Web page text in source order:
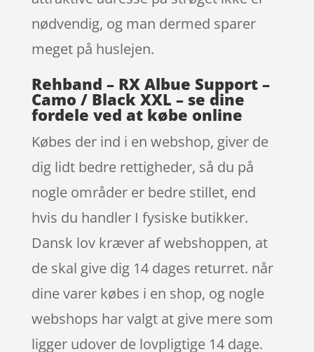
nødvendig, og man dermed sparer
meget på huslejen.
Rehband – RX Albue Support –
Camo / Black XXL – se dine
fordele ved at købe online
Købes der ind i en webshop, giver de
dig lidt bedre rettigheder, så du på
nogle områder er bedre stillet, end
hvis du handler I fysiske butikker.
Dansk lov kræver af webshoppen, at
de skal give dig 14 dages returret. når
dine varer købes i en shop, og nogle
webshops har valgt at give mere som
ligger udover de lovpligtige 14 dage.